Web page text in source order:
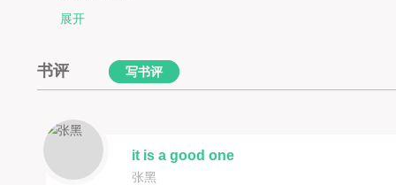
CHAPTER 7
CHAPTER 9
展开
书评 写书评
it is a good one
张黑